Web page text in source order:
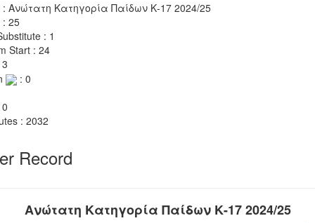
: Ανώτατη Κατηγορία Παίδων Κ-17 2024/25
: 25
: 1
Start : 24
: 0
: 2032
Record
Ανώτατη Κατηγορία Παίδων Κ-17 2024/25